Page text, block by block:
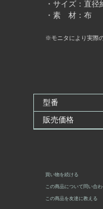
・サイズ：直径
・素 材：布
※モニタにより実際
型番
販売価格
買い物を続ける
この商品について問い合わ
この商品を友達に教える